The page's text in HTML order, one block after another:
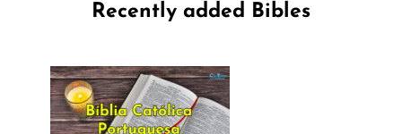
Recently added Bibles